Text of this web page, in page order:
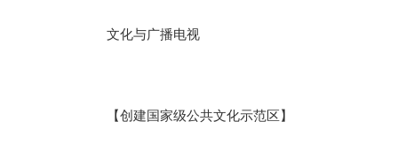
文化与广播电视
【创建国家级公共文化示范区】